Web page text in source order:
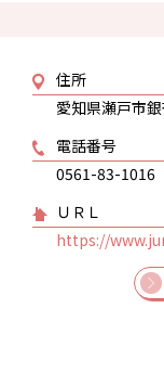
住所
愛知県瀬戸市
電話番号
0561-83-1016
ＵＲＬ
https://